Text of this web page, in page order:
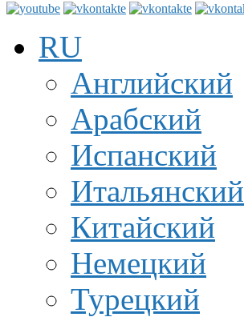
RU
Английский
Арабский
Испанский
Итальянский
Китайский
Немецкий
Турецкий